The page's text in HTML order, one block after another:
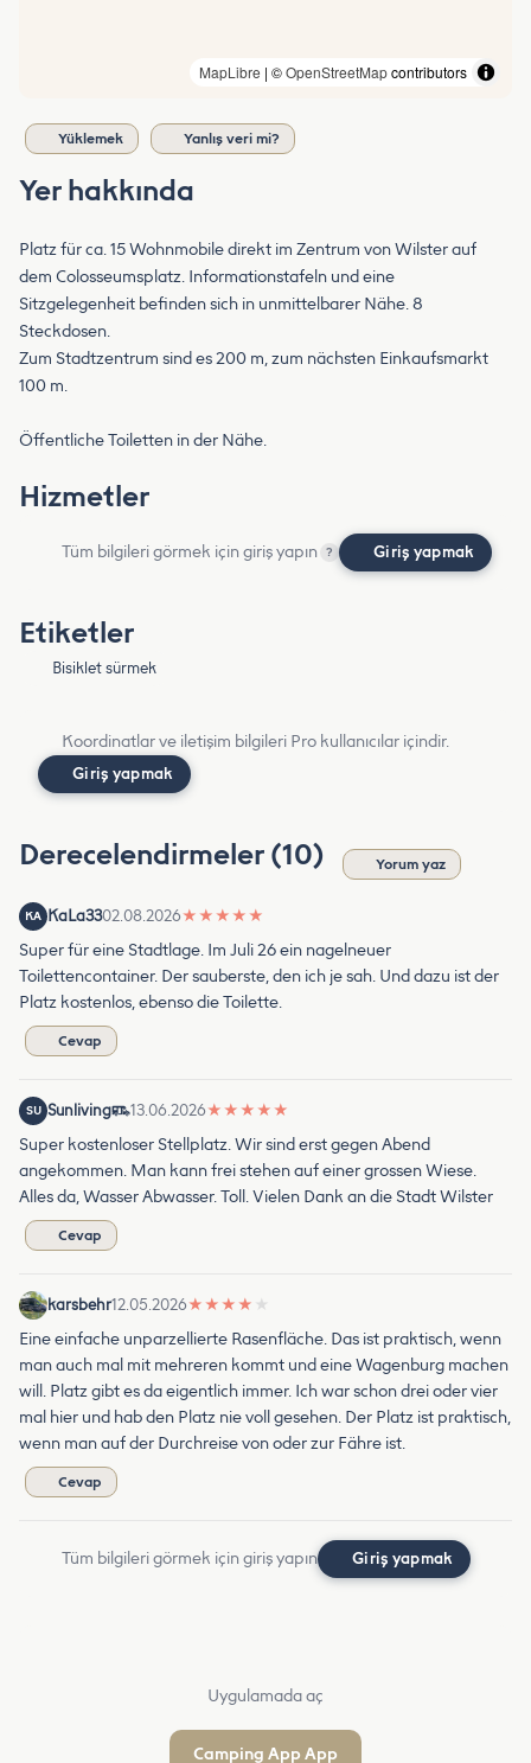
MapLibre | ©OpenStreetMapcontributors
Yüklemek Yanlış veri mi?
Yer hakkında
Platz für ca. 15 Wohnmobile direkt im Zentrum von Wilster auf
dem Colosseumsplatz. Informationstafeln und eine
Sitzgelegenheit befinden sich in unmittelbarer Nähe. 8
Steckdosen.
Zum Stadtzentrum sind es 200 m, zum nächsten Einkaufsmarkt
100 m.
Öffentliche Toiletten in der Nähe.
Hizmetler
Tüm bilgileri görmek için giriş yapın ? Giriş yapmak
Etiketler
Bisiklet sürmek
Koordinatlar ve iletişim bilgileri Pro kullanıcılar içindir.
Giriş yapmak
Derecelendirmeler (10) Yorum yaz
KA KaLa3302.08.2026★ ★ ★ ★ ★
Super für eine Stadtlage. Im Juli 26 ein nagelneuer
Toilettencontainer. Der sauberste, den ich je sah. Und dazu ist der
Platz kostenlos, ebenso die Toilette.
Cevap
SU Sunliving 13.06.2026★ ★ ★ ★ ★
Super kostenloser Stellplatz. Wir sind erst gegen Abend
angekommen. Man kann frei stehen auf einer grossen Wiese.
Alles da, Wasser Abwasser. Toll. Vielen Dank an die Stadt Wilster
Cevap
karsbehr12.05.2026★ ★ ★ ★ ★
Eine einfache unparzellierte Rasenfläche. Das ist praktisch, wenn
man auch mal mit mehreren kommt und eine Wagenburg machen
will. Platz gibt es da eigentlich immer. Ich war schon drei oder vier
mal hier und hab den Platz nie voll gesehen. Der Platz ist praktisch,
wenn man auf der Durchreise von oder zur Fähre ist.
Cevap
Tüm bilgileri görmek için giriş yapın Giriş yapmak
Uygulamada aç
Camping App App